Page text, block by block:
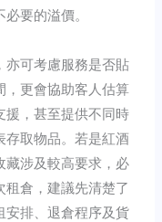
要的溢價。
亦可考慮服務是否貼
，更會協助客人估算
援，甚至提供不同時
存取物品。若是紅酒
藏涉及較高要求，必
倉，建議先清楚了
安排、退倉程序及貨